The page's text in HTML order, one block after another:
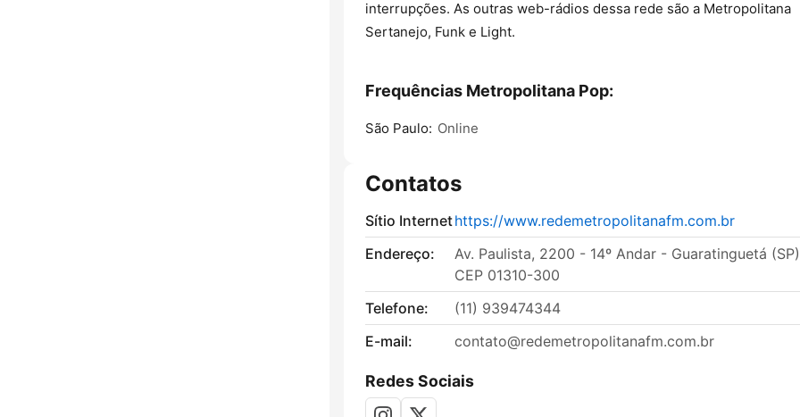
interrupções. As outras web-rádios dessa rede são a Metropolitana
Sertanejo, Funk e Light.
Frequências Metropolitana Pop:
São Paulo: Online
Contatos
Sítio Internethttps://www.redemetropolitanafm.com.br
Endereço:
Av. Paulista, 2200 - 14º Andar - Guaratinguetá
CEP 01310-300
Telefone:
(11) 939474344
E-mail:
contato@redemetropolitanafm.com.br
Redes Sociais